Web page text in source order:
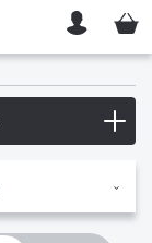
Mon